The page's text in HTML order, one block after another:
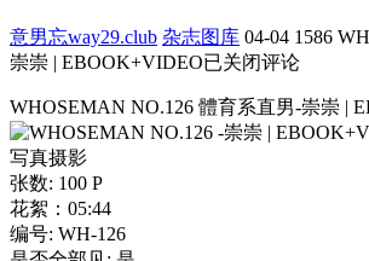
意男忘way29.club 杂志图库 04-04 1586
崇崇 | EBOOK+VIDEO已关闭评论
WHOSEMAN NO.126 體育系直男-崇崇 |
写真摄影
张数: 100 P
花絮：05:44
编号: WH-126